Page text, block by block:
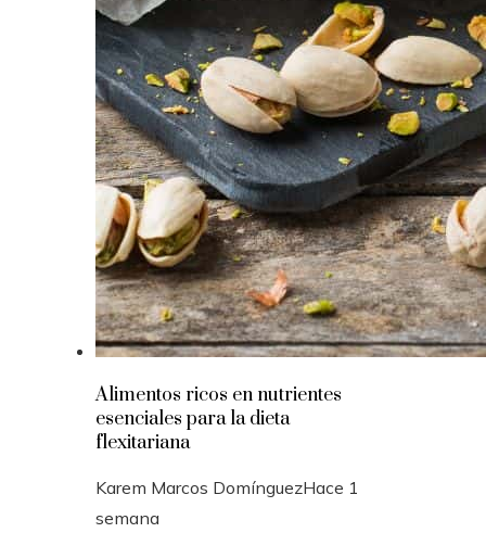
Alimentos ricos en nutrientes
esenciales para la dieta
flexitariana
Karem Marcos DomínguezHace 1
semana